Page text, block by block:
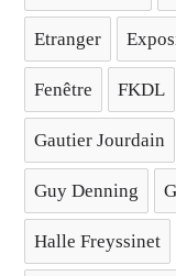
Etranger
Fenêtre FKDL
Gautier Jourdain
Guy Denning
Halle Freyssinet